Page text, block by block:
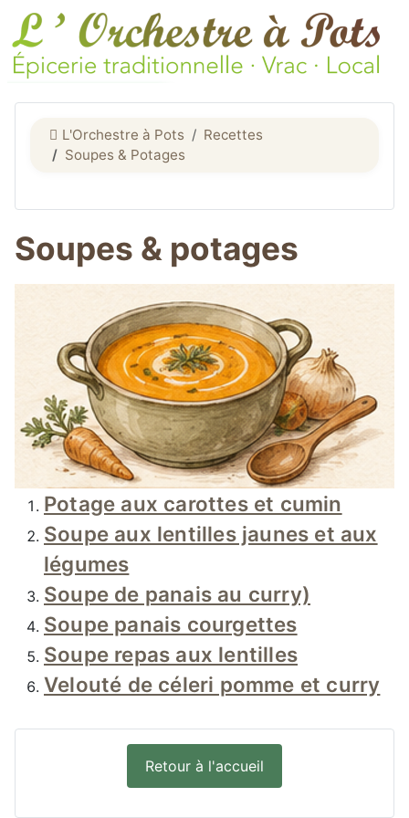
L'Orchestre à Pots
Recettes
Soupes & Potages
Soupes & potages
Potage aux carottes et cumin
Soupe aux lentilles jaunes et aux
légumes
Soupe de panais au curry)
Soupe panais courgettes
Soupe repas aux lentilles
Velouté de céleri pomme et curry
Retour à l'accueil